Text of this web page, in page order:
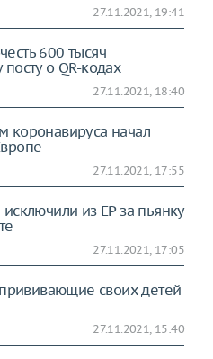
27.11.2021, 19:41
600 тысяч
о QR-кодах
27.11.2021, 18:40
начал
27.11.2021, 17:55
из ЕР за пьянку
27.11.2021, 17:05
своих детей
27.11.2021, 15:40